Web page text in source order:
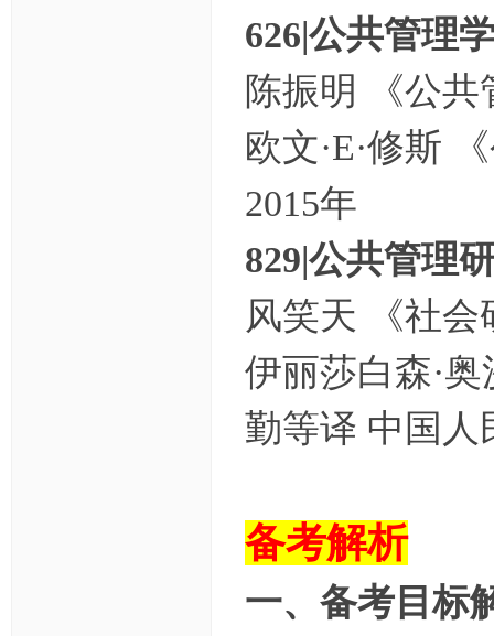
626|公共管理
陈振明 《公
欧文·E·修斯
2015年
829|公共管理
风笑天 《社
伊丽莎白森·
勤等译 中国人
备考解析
一、备考目标